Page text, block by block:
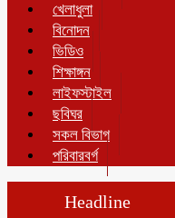
খেলাধুলা
বিনোদন
ভিডিও
শিক্ষাঙ্গন
লাইফস্টাইল
ছবিঘর
সকল বিভাগ
পরিবারবর্গ
Headline